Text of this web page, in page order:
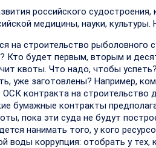
российского
медицины, науки,
на строительство рыболовного
Кто будет первым, вторым и
квоты. Что надо, чтобы
уже заготовлены? Например,
ОСК контракта на строительство
бумажные контракты
пока эти суда не будут
нанимать того, у кого
воды коррупция: отобрать у тех,